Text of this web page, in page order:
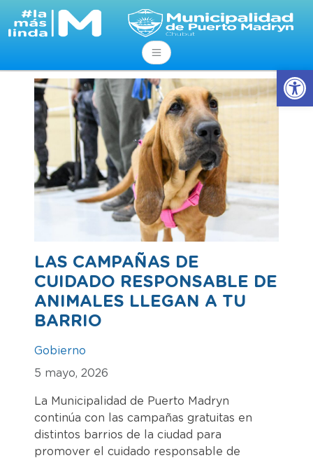
Abrir
LAS CAMPAÑAS DE
CUIDADO RESPONSABLE DE
ANIMALES LLEGAN A TU
BARRIO
Gobierno
5 mayo, 2026
La Municipalidad de Puerto Madryn
continúa con las campañas gratuitas en
distintos barrios de la ciudad para
promover el cuidado responsable de